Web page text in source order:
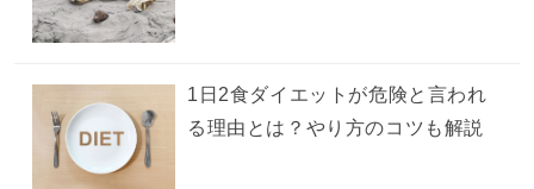
1日2食ダイエットが危険と言われ
る理由とは？やり方のコツも解説